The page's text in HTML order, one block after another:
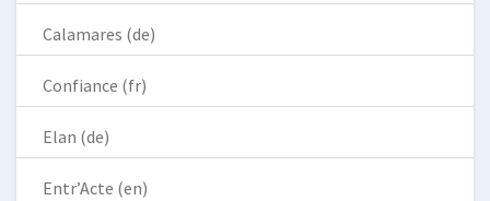
Calamares (de)
Confiance (fr)
Elan (de)
Entr’Acte (en)